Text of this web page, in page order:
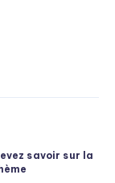
savoir sur la